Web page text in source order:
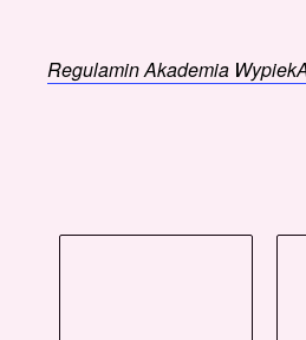
Regulamin Akademia